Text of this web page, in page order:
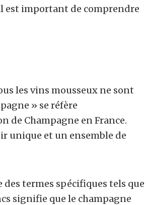
est important de comprendre
les vins mousseux ne sont
» se réfère
de Champagne en France.
unique et un ensemble de
termes spécifiques tels que
signifie que le champagne